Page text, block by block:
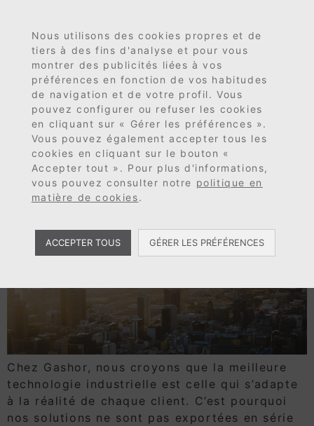
Jour :
5 septembre
2025
Gashor Afrique du Sud :
une technologie sur
mesure avec une vision
globale et des racines
locales
Chez Gashor, nous croyons que la meilleure
technologie industrielle est celle qui s’adapte
à la réalité de chaque client. C’est pourquoi
nos solutions ne sont pas exportées en série
Nous utilisons des cookies propres et de
tiers à des fins d'analyse et pour vous
montrer des publicités liées à vos
préférences en fonction de vos habitudes
de navigation et de votre profil. Vous
pouvez configurer ou refuser les cookies
en cliquant sur « Gérer les préférences ».
Vous pouvez également accepter tous les
cookies en cliquant sur le bouton «
Accepter tout ». Pour plus d'informations,
vous pouvez consulter notre politique en
matière de cookies.
ACCEPTER TOUS GÉRER LES PRÉFÉRENCES